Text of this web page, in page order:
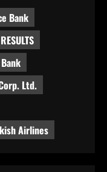
Bank
Ltd.
Airlines